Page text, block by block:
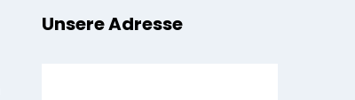
Unsere Adresse